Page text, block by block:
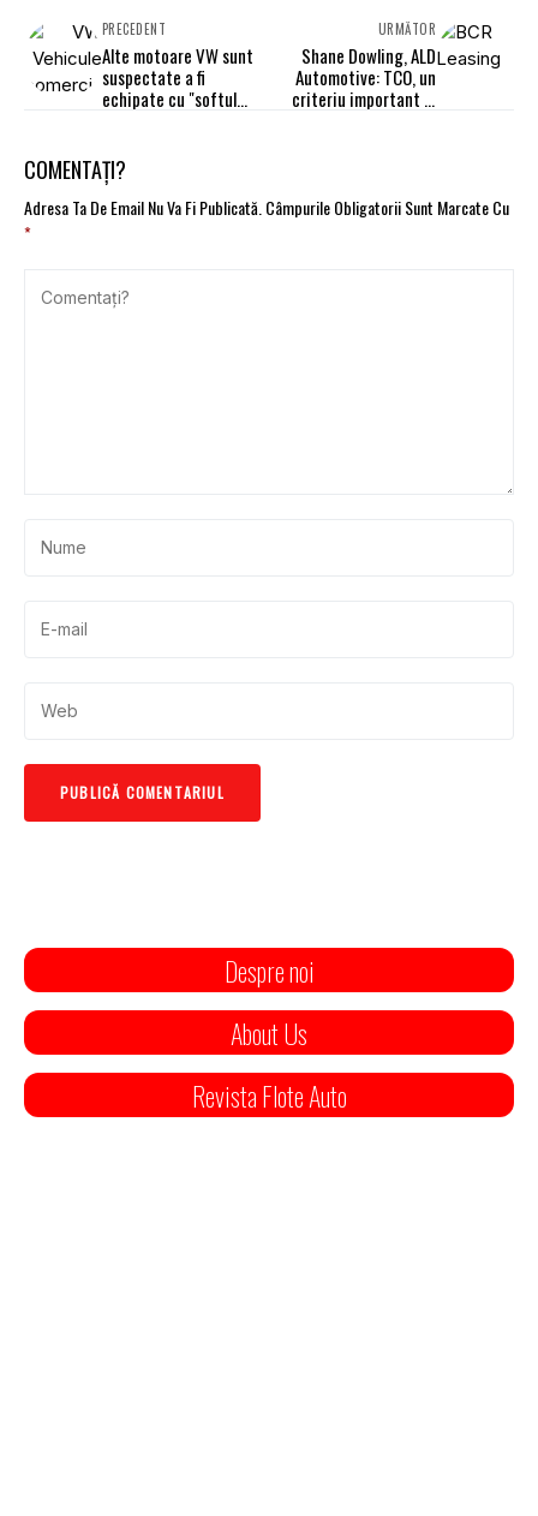
PRECEDENT
Alte motoare VW sunt
suspectate a fi
echipate cu "softul
URMĂTOR
Shane Dowling, ALD
Automotive: TCO, un
criteriu important în
COMENTAȚI?
Adresa Ta De Email Nu Va Fi Publicată.Câmpurile Obligatorii Sunt Marcate Cu
*
Despre noi
About Us
Revista Flote Auto